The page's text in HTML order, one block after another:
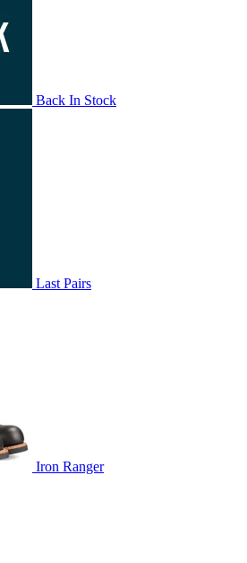
Back In Stock
Last Pairs
Iron Ranger